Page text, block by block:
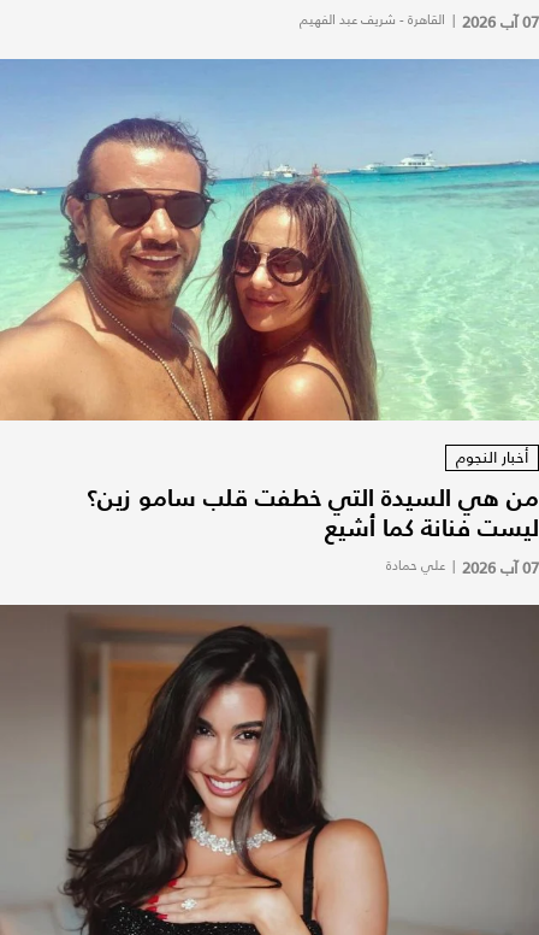
07 آب 2026 | القاهرة - شريف عبد الفهيم
أخبار النجوم
من هي السيدة التي خطفت قلب سامو زين؟
ليست فنانة كما أشيع
07 آب 2026 | علي حمادة